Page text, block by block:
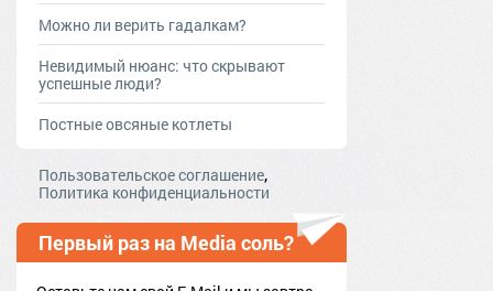
Можно ли верить гадалкам?
Невидимый нюанс: что скрывают
успешные люди?
Постные овсяные котлеты
Пользовательское соглашение,
Политика конфиденциальности
Первый раз на Media соль?